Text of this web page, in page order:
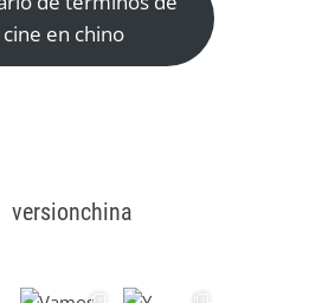
cine en chino
versionchina